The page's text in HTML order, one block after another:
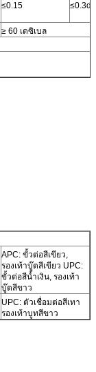
≤0.15 ≤0.3dB
≥ 60 เดซิเบล
APC: ขั้วต่อสีเขียว,
รองเท้าบู๊ตสีเขียว UPC:
ขั้วต่อสีน้ำเงิน, รองเท้า
บู๊ตสีขาว
UPC: ตัวเชื่อมต่อสีเทา
รองเท้าบูทสีขาว